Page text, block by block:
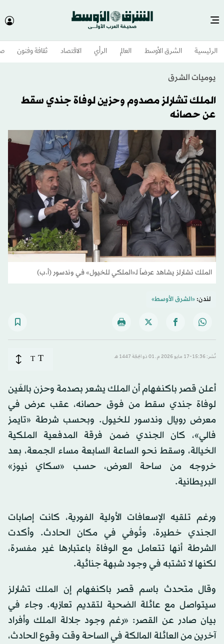
الرئيسية الشرق الأوسط​ العالم الرأي الاقتصاد ثقافة وفنون
يوميات الشرق
الملك تشارلز مصدوم وحزين لوفاة جندي سقط
عن حصانه
الملك تشارلز يشاهد عرضاً لـ«الملكي للخيول» في وندسور (أ.ب)
لندن:«الشرق الأوسط»
نُشر: 15:36-17 مايو 2026 م ـ 01 ذو الحِجّة 1447 هـ T
T
أعلن قصر باكنغهام أن الملك يشعر بصدمة وحزن بالغَين
لوفاة جندي سقط من فوق حصانه، عقب عرض في
معرض رويال وندسور للخيول. وبحسب شرطة «تايمز
فالي»، كان الجندي ضمن فرقة المدفعية الملكية
الخيالة، وسقط نحو الساعة السابعة مساء الجمعة، بعد
خروجه من ساحة العرض، حسب «سكاي نيوز»
البريطانية.
ورغم تلقيه الإسعافات الأولية الفورية، كانت إصابات
الجندي خطيرة، وتُوفي في مكان الحادث. وأكدت
الشرطة أنها تتعامل مع الوفاة باعتبارها غير مفسرة،
لكنها لا تشتبه في وجود شبهة جنائية.
وقال متحدث باسم قصر باكنغهام إن الملك تشارلز
سيتواصل مع عائلة الضحية لتقديم تعازيه. وجاء في
بيان صادر عن القصر: «رغم وجود جلالة الملك وأفراد
آخرين من العائلة المالكة في الساحة وقت وقوع الحادث،